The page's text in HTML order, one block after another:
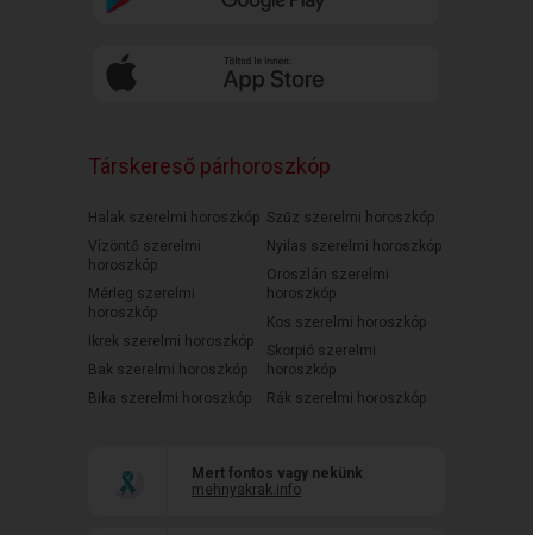
Társkereső párhoroszkóp
Halak szerelmi horoszkóp
Vízöntő szerelmi
horoszkóp
Mérleg szerelmi
horoszkóp
Ikrek szerelmi horoszkóp
Bak szerelmi horoszkóp
Bika szerelmi horoszkóp
Szűz szerelmi horoszkóp
Nyilas szerelmi horoszkóp
Oroszlán szerelmi
horoszkóp
Kos szerelmi horoszkóp
Skorpió szerelmi
horoszkóp
Rák szerelmi horoszkóp
Mert fontos vagy nekünk
mehnyakrak.info